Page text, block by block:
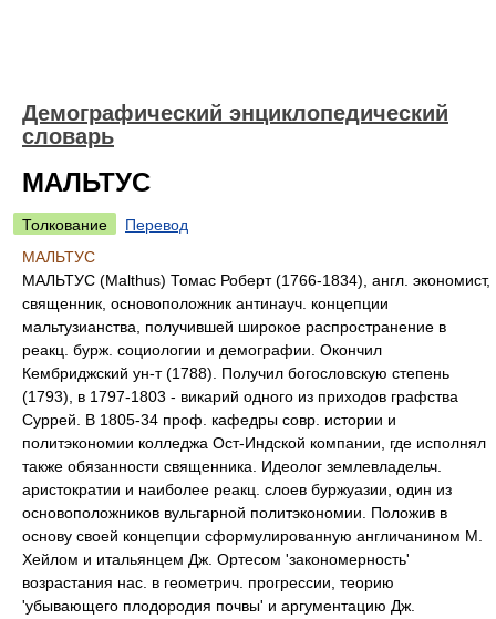
Демографический энциклопедический
словарь
МАЛЬТУС
Толкование
Перевод
МАЛЬТУС
МАЛЬТУС (Malthus) Томас Роберт (1766-1834), англ. экономист,
священник, основоположник антинауч. концепции
мальтузианства, получившей широкое распространение в
реакц. бурж. социологии и демографии. Окончил
Кембриджский ун-т (1788). Получил богословскую степень
(1793), в 1797-1803 - викарий одного из приходов графства
Суррей. В 1805-34 проф. кафедры совр. истории и
политэкономии колледжа Ост-Индской компании, где исполнял
также обязанности священника. Идеолог землевладельч.
аристократии и наиболее реакц. слоев буржуазии, один из
основоположников вульгарной политэкономии. Положив в
основу своей концепции сформулированную англичанином М.
Хейлом и итальянцем Дж. Ортесом 'закономерность'
возрастания нас. в геометрич. прогрессии, теорию
'убывающего плодородия почвы' и аргументацию Дж.